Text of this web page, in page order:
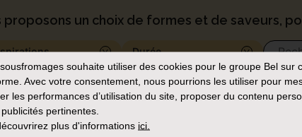
proposons un choix de formes et de saveurs,
Durée
heure x
résultats avec ces critères, essayez d'en
souhaite utiliser des cookies pour le groupe Bel sur
Avec votre consentement, nous pourrions les utiliser pour
les performances d’utilisation du site, proposer du contenu
pertinentes.
plus d'informations ici.